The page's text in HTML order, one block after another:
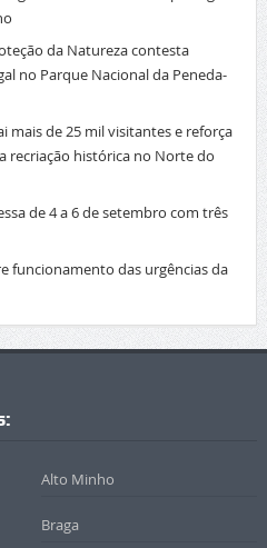
da Natureza contesta
no Parque Nacional da Peneda-
mais de 25 mil visitantes e reforça
recriação histórica no Norte do
de 4 a 6 de setembro com três
funcionamento das urgências da
Alto Minho
Braga